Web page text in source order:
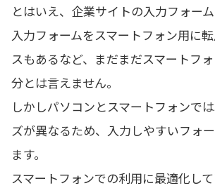
とはいえ、企業サイトの入力フォー
入力フォームをスマートフォン用に
スもあるなど、まだまだスマートフ
分とは言えません。
しかしパソコンとスマートフォンで
ズが異なるため、入力しやすいフォ
ます。
スマートフォンでの利用に最適化し